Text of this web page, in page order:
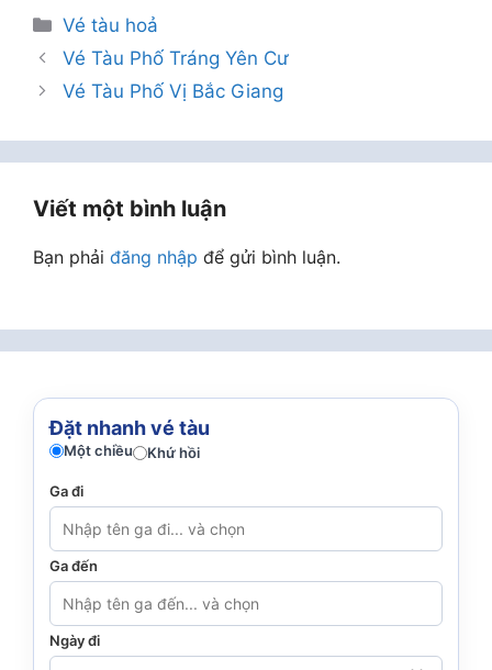
Danh
mục
Vé tàu hoả
Vé Tàu Phố Tráng Yên Cư
Vé Tàu Phố Vị Bắc Giang
Viết một bình luận
Bạn phải đăng nhập để gửi bình luận.
Đặt nhanh vé tàu
Một chiều Khứ hồi
Ga đi
Ga đến
Ngày đi